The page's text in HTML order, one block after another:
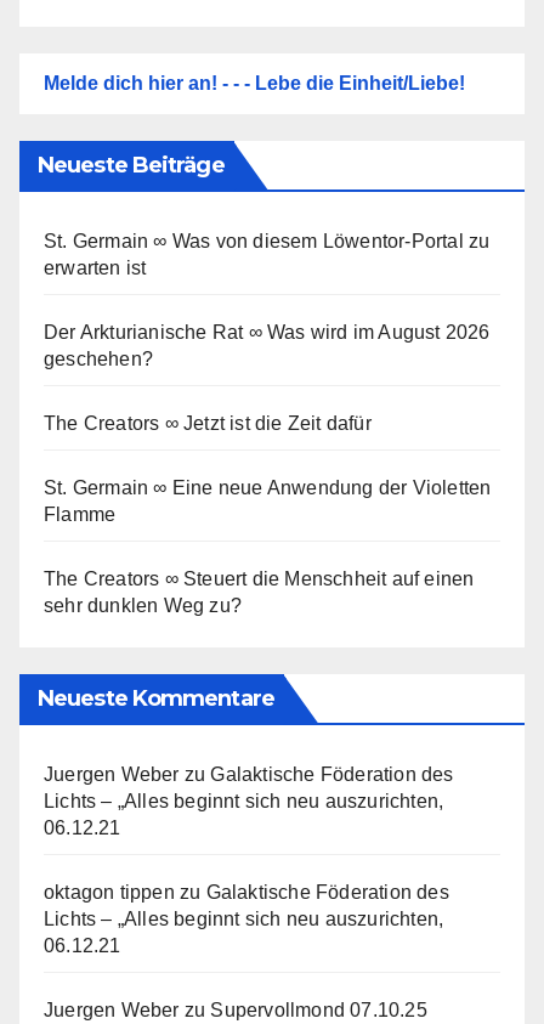
Melde dich hier an! - - - Lebe die Einheit/Liebe!
Neueste Beiträge
St. Germain ∞ Was von diesem Löwentor-Portal zu
erwarten ist
Der Arkturianische Rat ∞ Was wird im August 2026
geschehen?
The Creators ∞ Jetzt ist die Zeit dafür
St. Germain ∞ Eine neue Anwendung der Violetten
Flamme
The Creators ∞ Steuert die Menschheit auf einen
sehr dunklen Weg zu?
Neueste Kommentare
Juergen Weber zuGalaktische Föderation des
Lichts – „Alles beginnt sich neu auszurichten,
06.12.21
oktagon tippen zu Galaktische Föderation des
Lichts – „Alles beginnt sich neu auszurichten,
06.12.21
Juergen Weber zu Supervollmond 07.10.25